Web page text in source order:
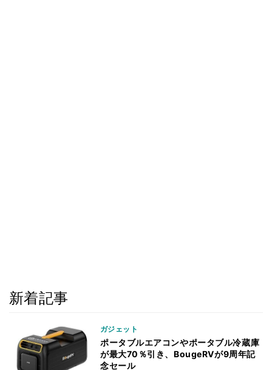
新着記事
ガジェット
ポータブルエアコンやポータブル冷蔵庫
が最大70％引き、BougeRVが9周年記
念セール